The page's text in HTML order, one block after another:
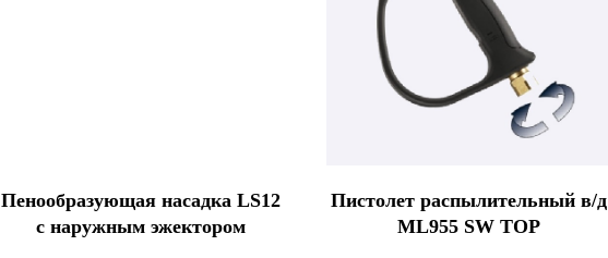
Пенообразующая насадка LS12
с наружным эжектором
Пистолет распылительный в/д
ML955 SW TOP